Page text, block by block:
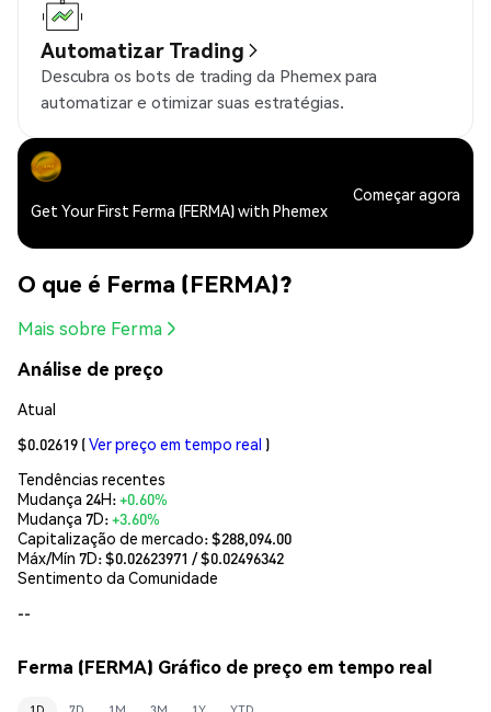
Automatizar Trading
Descubra os bots de trading da Phemex para
automatizar e otimizar suas estratégias.
Get Your First Ferma (FERMA) with Phemex
Começar agora
O que é Ferma (FERMA)?
Mais sobre Ferma
Análise de preço
Atual
$0.02619 (Ver preço em tempo real )
Tendências recentes
Mudança 24H:+0.60%
Mudança 7D:+3.60%
Capitalização de mercado:$288,094.00
Máx/Mín 7D: $0.02623971 / $0.02496342
Sentimento da Comunidade
--
Ferma (FERMA) Gráfico de preço em tempo real